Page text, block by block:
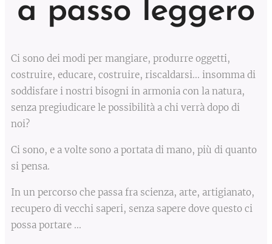
a passo leggero
Ci sono dei modi per mangiare, produrre oggetti,
costruire, educare, costruire, riscaldarsi... insomma di
soddisfare i nostri bisogni in armonia con la natura,
senza pregiudicare le possibilità a chi verrà dopo di
noi?
Ci sono, e a volte sono a portata di mano, più di quanto
si pensa.
In un percorso che passa fra scienza, arte, artigianato,
recupero di vecchi saperi, senza sapere dove questo ci
possa portare ...